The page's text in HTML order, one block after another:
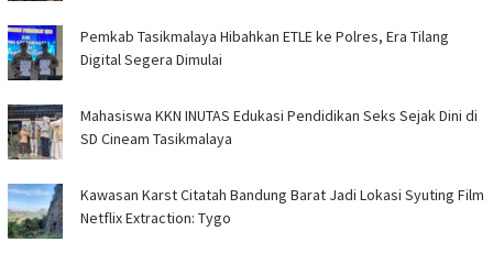
Pemkab Tasikmalaya Hibahkan ETLE ke Polres, Era Tilang
Digital Segera Dimulai
Mahasiswa KKN INUTAS Edukasi Pendidikan Seks Sejak Dini di
SD Cineam Tasikmalaya
Kawasan Karst Citatah Bandung Barat Jadi Lokasi Syuting Film
Netflix Extraction: Tygo